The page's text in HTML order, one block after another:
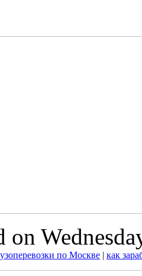
on
по Москве | как